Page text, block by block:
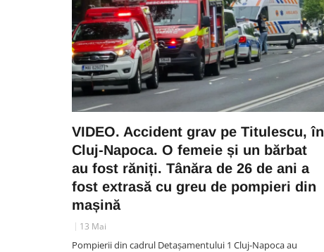
VIDEO. Accident grav pe Titulescu, în
Cluj-Napoca. O femeie și un bărbat
au fost răniți. Tânăra de 26 de ani a
fost extrasă cu greu de pompieri din
mașină
13 Mai
Pompierii din cadrul Detașamentului 1 Cluj-Napoca au